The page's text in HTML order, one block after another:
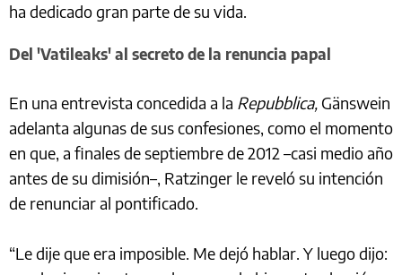
ha dedicado gran parte de su vida.
Del 'Vatileaks' al secreto de la renuncia papal
En una entrevista concedida a la Repubblica, Gänswein
adelanta algunas de sus confesiones, como el momento
en que, a finales de septiembre de 2012 –casi medio año
antes de su dimisión–, Ratzinger le reveló su intención
de renunciar al pontificado.
“Le dije que era imposible. Me dejó hablar. Y luego dijo: